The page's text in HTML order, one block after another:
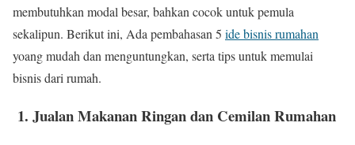
membutuhkan modal besar, bahkan cocok untuk pemula
sekalipun. Berikut ini, Ada pembahasan 5 ide bisnis rumahan
yoang mudah dan menguntungkan, serta tips untuk memulai
bisnis dari rumah.
1. Jualan Makanan Ringan dan Cemilan Rumahan